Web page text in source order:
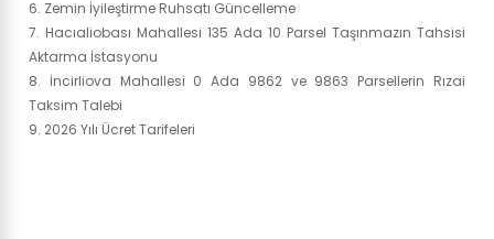
6. Zemin İyileştirme Ruhsatı Güncelleme
7. Hacıaliobası Mahallesi 135 Ada 10 Parsel Taşınmazın Tahsisi
Aktarma İstasyonu
8. İncirliova Mahallesi 0 Ada 9862 ve 9863 Parsellerin Rızai
Taksim Talebi
9. 2026 Yılı Ücret Tarifeleri